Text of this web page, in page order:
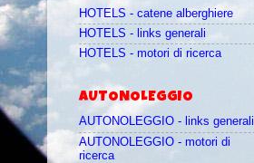
HOTELS - catene alberghiere
HOTELS - links generali
HOTELS - motori di ricerca
AUTONOLEGGIO
AUTONOLEGGIO - links generali
AUTONOLEGGIO - motori di
ricerca